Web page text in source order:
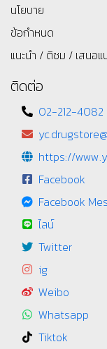
นโยบาย
ข้อกำหนด
แนะนำ / ติชม / เสนอแ
ติดต่อ
02-212-4082
https://
Facebook
Facebook
ไลน์
Twitter
ig
Weibo
Whatsapp
Tiktok